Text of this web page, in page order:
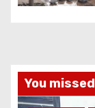
a
a
s
You missed